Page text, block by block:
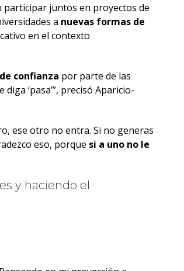
juntos en proyectos de
a nuevas formas de
en el contexto
confianza por parte de las
‘pasa’”, precisó Aparicio-
ese otro no entra. Si no generas
eso, porque si a uno no le
y haciendo el